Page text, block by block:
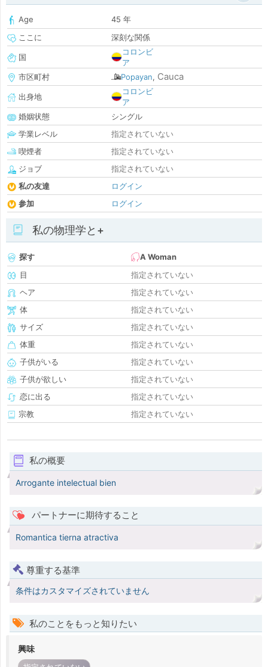
Age
45 年
ここに
深刻な関係
国
コロンビ
ア
市区町村
Popayan, Cauca
出身地
コロンビ
ア
婚姻状態
シングル
学業レベル
指定されていない
喫煙者
指定されていない
ジョブ
指定されていない
私の友達
ログイン
参加
ログイン
私の物理学と+
探す
A Woman
目
指定されていない
ヘア
指定されていない
体
指定されていない
サイズ
指定されていない
体重
指定されていない
子供がいる
指定されていない
子供が欲しい
指定されていない
恋に出る
指定されていない
宗教
指定されていない
私の概要
Arrogante intelectual bien
パートナーに期待すること
Romantica tierna atractiva
尊重する基準
条件はカスタマイズされていません
私のことをもっと知りたい
興味